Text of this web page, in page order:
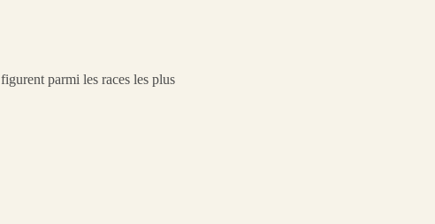
figurent parmi les races les plus